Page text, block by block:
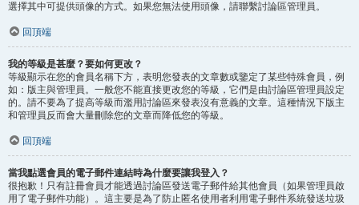
選擇其中可提供頭像的方式。如果您無法使用頭像，請聯繫討論區管理員。
回頂端
我的等級是甚麼？要如何更改？
等級顯示在您的會員名稱下方，表明您發表的文章數或鑒定了某些特殊會員，例
如：版主與管理員。一般您不能直接更改您的等級，它們是由討論區管理員設定
的。請不要為了提高等級而濫用討論區來發表沒有意義的文章。這種情況下版主
和管理員反而會大量刪除您的文章而降低您的等級。
回頂端
當我點選會員的電子郵件連結時為什麼要讓我登入？
很抱歉！只有註冊會員才能透過討論區發送電子郵件給其他會員（如果管理員啟
用了電子郵件功能）。這主要是為了防止匿名使用者利用電子郵件系統發送垃圾